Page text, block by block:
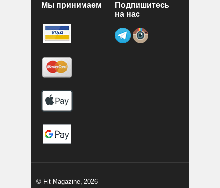
Мы принимаем
Подпишитесь
на нас
© Fit Magazine, 2026